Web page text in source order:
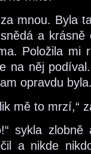
mnou. Byla
a
Položila mi
na něj
opravdu
mě to mrzí,“
sykla
a nikde